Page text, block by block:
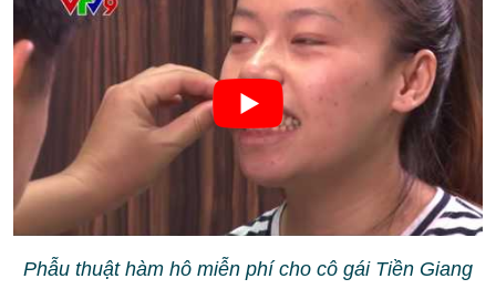
Phẫu thuật hàm hô miễn phí cho cô gái Tiền Giang